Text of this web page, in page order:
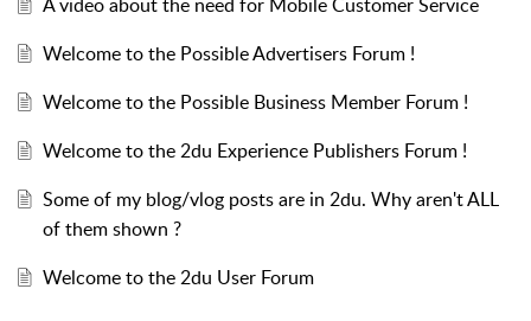
Welcome to the Possible Advertisers Forum !
Welcome to the Possible Business Member Forum !
Welcome to the 2du Experience Publishers Forum !
Some of my blog/vlog posts are in 2du. Why aren't ALL
of them shown ?
Welcome to the 2du User Forum